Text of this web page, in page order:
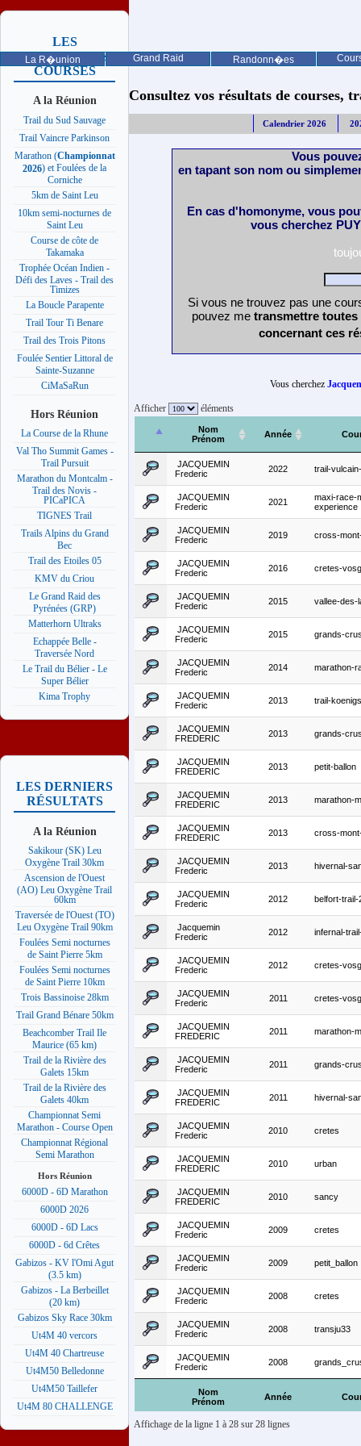
La R�union Grand Raid Randonn�es
LES
PROCHAINES
COURSES
A la Réunion
Trail du Sud Sauvage
Trail Vaincre Parkinson
Marathon (Championnat
2026) et Foulées de la
Corniche
5km de Saint Leu
10km semi-nocturnes de
Saint Leu
Course de côte de
Takamaka
Trophée Océan Indien -
Défi des Laves - Trail des
Timizes
La Boucle Parapente
Trail Tour Ti Benare
Trail des Trois Pitons
Foulée Sentier Littoral de
Sainte-Suzanne
CiMaSaRun
Hors Réunion
La Course de la Rhune
Val Tho Summit Games -
Trail Pursuit
Marathon du Montcalm -
Trail des Novis -
PICaPICA
TIGNES Trail
Trails Alpins du Grand
Bec
Trail des Etoiles 05
KMV du Criou
Le Grand Raid des
Pyrénées (GRP)
Matterhorn Ultraks
Echappée Belle -
Traversée Nord
Le Trail du Bélier - Le
Super Bélier
Kima Trophy
LES DERNIERS
RÉSULTATS
A la Réunion
Sakikour (SK) Leu
Oxygène Trail 30km
Ascension de l'Ouest
(AO) Leu Oxygène Trail
60km
Traversée de l'Ouest (TO)
Leu Oxygène Trail 90km
Foulées Semi nocturnes
de Saint Pierre 5km
Foulées Semi nocturnes
de Saint Pierre 10km
Trois Bassinoise 28km
Trail Grand Bénare 50km
Beachcomber Trail Ile
Maurice (65 km)
Trail de la Rivière des
Galets 15km
Trail de la Rivière des
Galets 40km
Championnat Semi
Marathon - Course Open
Championnat Régional
Semi Marathon
Hors Réunion
6000D - 6D Marathon
6000D 2026
6000D - 6D Lacs
6000D - 6d Crêtes
Gabizos - KV l'Omi Agut
(3.5 km)
Gabizos - La Berbeillet
(20 km)
Gabizos Sky Race 30km
Ut4M 40 vercors
Ut4M 40 Chartreuse
Ut4M50 Belledonne
Ut4M50 Taillefer
Ut4M 80 CHALLENGE
Consultez vos résultats de courses,
Calendrier 2026
Vous
en tapant son nom ou
En cas d'homonyme, vous
vous cherchez
Si vous ne trouvez pas une
pouvez me transmettre
concernant ces
Vous cherchez
Afficher éléments
Nom
Prénom
Année
Nom
Prénom
Année
JACQUEMIN
Frederic
2022 trail-
JACQUEMIN
Frederic
2021
maxi-race-
experience
JACQUEMIN
Frederic
2019 cross-
JACQUEMIN
Frederic
2016 cretes-
JACQUEMIN
Frederic
2015 vallee-des-
JACQUEMIN
Frederic
2015 grands-
JACQUEMIN
Frederic
2014 marathon-
JACQUEMIN
Frederic
2013 trail-
JACQUEMIN
FREDERIC
2013 grands-
JACQUEMIN
FREDERIC
2013 petit-ballon
JACQUEMIN
FREDERIC
2013 marathon-
JACQUEMIN
FREDERIC
2013 cross-
JACQUEMIN
Frederic
2013 hivernal-
JACQUEMIN
Frederic
2012 belfort-trail-
Jacquemin
Frederic
2012 infernal-
JACQUEMIN
Frederic
2012 cretes-
JACQUEMIN
Frederic
2011 cretes-
JACQUEMIN
FREDERIC
2011 marathon-
JACQUEMIN
Frederic
2011 grands-
JACQUEMIN
FREDERIC
2011 hivernal-
JACQUEMIN
Frederic
2010 cretes
JACQUEMIN
FREDERIC
2010 urban
JACQUEMIN
FREDERIC
2010 sancy
JACQUEMIN
Frederic
2009 cretes
JACQUEMIN
Frederic
2009 petit_ballon
JACQUEMIN
Frederic
2008 cretes
JACQUEMIN
Frederic
2008 transju33
JACQUEMIN
Frederic
2008
Affichage de la ligne 1 à 28 sur 28 lignes